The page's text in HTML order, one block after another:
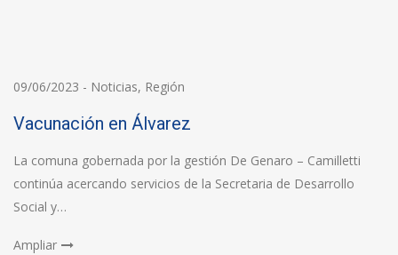
09/06/2023 - Noticias, Región
Vacunación en Álvarez
La comuna gobernada por la gestión De Genaro – Camilletti
continúa acercando servicios de la Secretaria de Desarrollo
Social y…
Ampliar